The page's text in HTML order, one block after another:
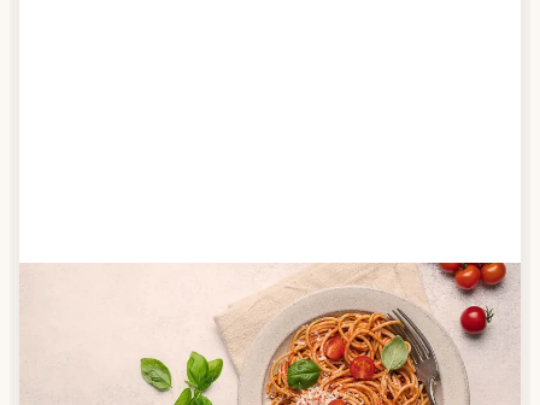
Anbieter finden
Nutzen Sie unsere große Mahlzeiten-Dienst-Suche,